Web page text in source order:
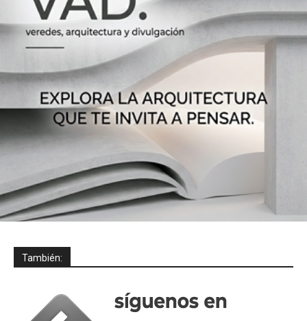
También: